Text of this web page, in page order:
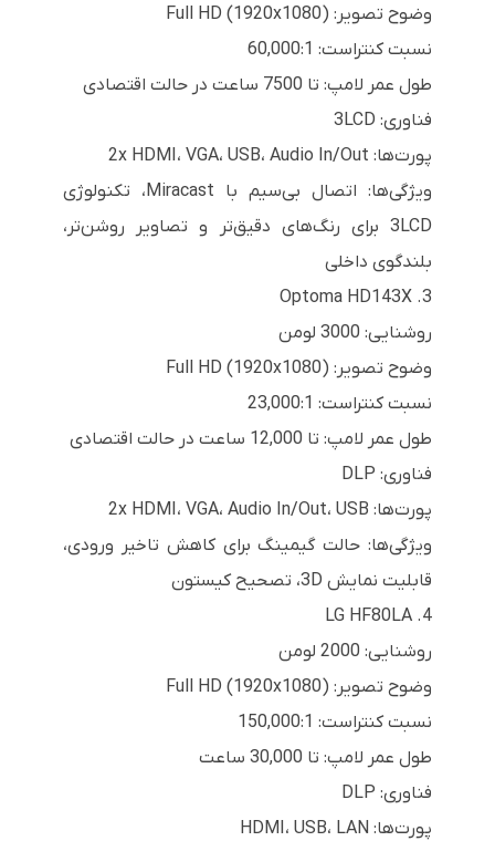
وضوح تصویر: Full HD (1920x1080)
نسبت کنتراست: 60,000:1
طول عمر لامپ: تا 7500 ساعت در حالت اقتصادی
فناوری: 3LCD
پورت‌ها: 2x HDMI، VGA، USB، Audio In/Out
ویژگی‌ها: اتصال بی‌سیم با Miracast، تکنولوژی
3LCD برای رنگ‌های دقیق‌تر و تصاویر روشن‌تر،
بلندگوی داخلی
3. Optoma HD143X
روشنایی: 3000 لومن
وضوح تصویر: Full HD (1920x1080)
نسبت کنتراست: 23,000:1
طول عمر لامپ: تا 12,000 ساعت در حالت اقتصادی
فناوری: DLP
پورت‌ها: 2x HDMI، VGA، Audio In/Out، USB
ویژگی‌ها: حالت گیمینگ برای کاهش تاخیر ورودی،
قابلیت نمایش 3D، تصحیح کیستون
4. LG HF80LA
روشنایی: 2000 لومن
وضوح تصویر: Full HD (1920x1080)
نسبت کنتراست: 150,000:1
طول عمر لامپ: تا 30,000 ساعت
فناوری: DLP
پورت‌ها: HDMI، USB، LAN